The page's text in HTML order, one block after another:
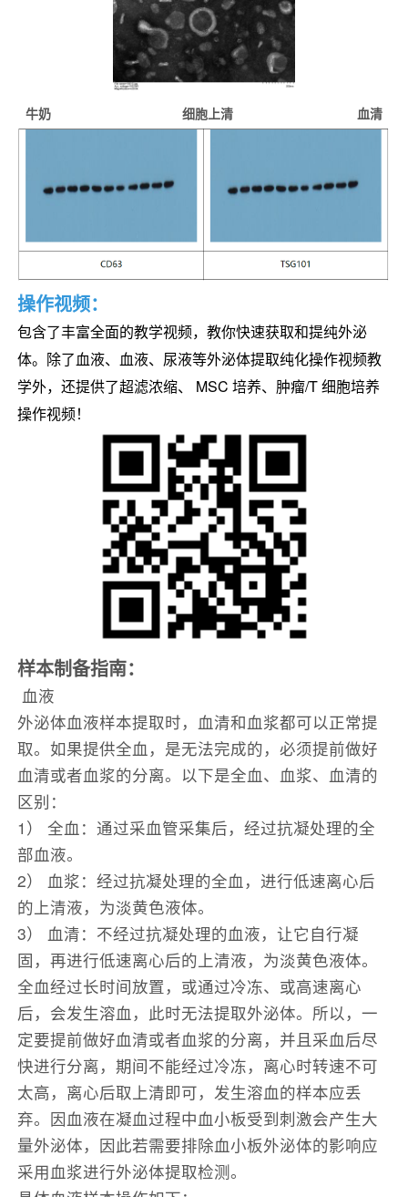
牛奶 细胞上清 血清
操作视频：
包含了丰富全面的教学视频，教你快速获取和提纯外泌
体。除了血液、血液、尿液等外泌体提取纯化操作视频教
学外，还提供了超滤浓缩、 MSC 培养、肿瘤/T 细胞培养
操作视频！
样本制备指南：
血液
外泌体血液样本提取时，血清和血浆都可以正常提
取。如果提供全血，是无法完成的，必须提前做好
血清或者血浆的分离。以下是全血、血浆、血清的
区别：
1） 全血：通过采血管采集后，经过抗凝处理的全
部血液。
2） 血浆：经过抗凝处理的全血，进行低速离心后
的上清液，为淡黄色液体。
3） 血清：不经过抗凝处理的血液，让它自行凝
固，再进行低速离心后的上清液，为淡黄色液体。
全血经过长时间放置，或通过冷冻、或高速离心
后，会发生溶血，此时无法提取外泌体。所以，一
定要提前做好血清或者血浆的分离，并且采血后尽
快进行分离，期间不能经过冷冻，离心时转速不可
太高，离心后取上清即可，发生溶血的样本应丢
弃。因血液在凝血过程中血小板受到刺激会产生大
量外泌体，因此若需要排除血小板外泌体的影响应
采用血浆进行外泌体提取检测。